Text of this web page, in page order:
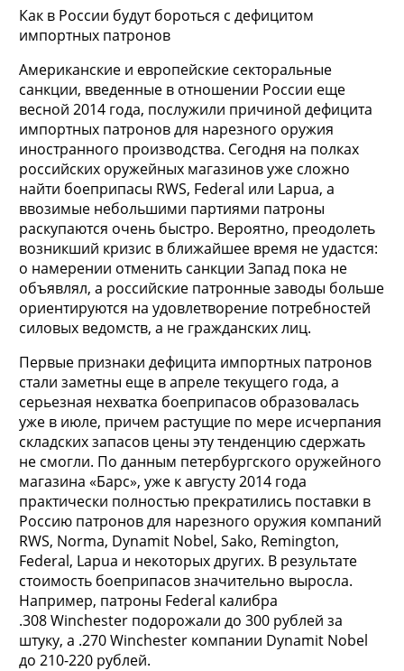
Как в России будут бороться с дефицитом
импортных патронов
Американские и европейские секторальные
санкции, введенные в отношении России еще
весной 2014 года, послужили причиной дефицита
импортных патронов для нарезного оружия
иностранного производства. Сегодня на полках
российских оружейных магазинов уже сложно
найти боеприпасы RWS, Federal или Lapua, а
ввозимые небольшими партиями патроны
раскупаются очень быстро. Вероятно, преодолеть
возникший кризис в ближайшее время не удастся:
о намерении отменить санкции Запад пока не
объявлял, а российские патронные заводы больше
ориентируются на удовлетворение потребностей
силовых ведомств, а не гражданских лиц.
Первые признаки дефицита импортных патронов
стали заметны еще в апреле текущего года, а
серьезная нехватка боеприпасов образовалась
уже в июле, причем растущие по мере исчерпания
складских запасов цены эту тенденцию сдержать
не смогли. По данным петербургского оружейного
магазина «Барс», уже к августу 2014 года
практически полностью прекратились поставки в
Россию патронов для нарезного оружия компаний
RWS, Norma, Dynamit Nobel, Sako, Remington,
Federal, Lapua и некоторых других. В результате
стоимость боеприпасов значительно выросла.
Например, патроны Federal калибра
.308 Winchester подорожали до 300 рублей за
штуку, а .270 Winchester компании Dynamit Nobel
до 210-220 рублей.